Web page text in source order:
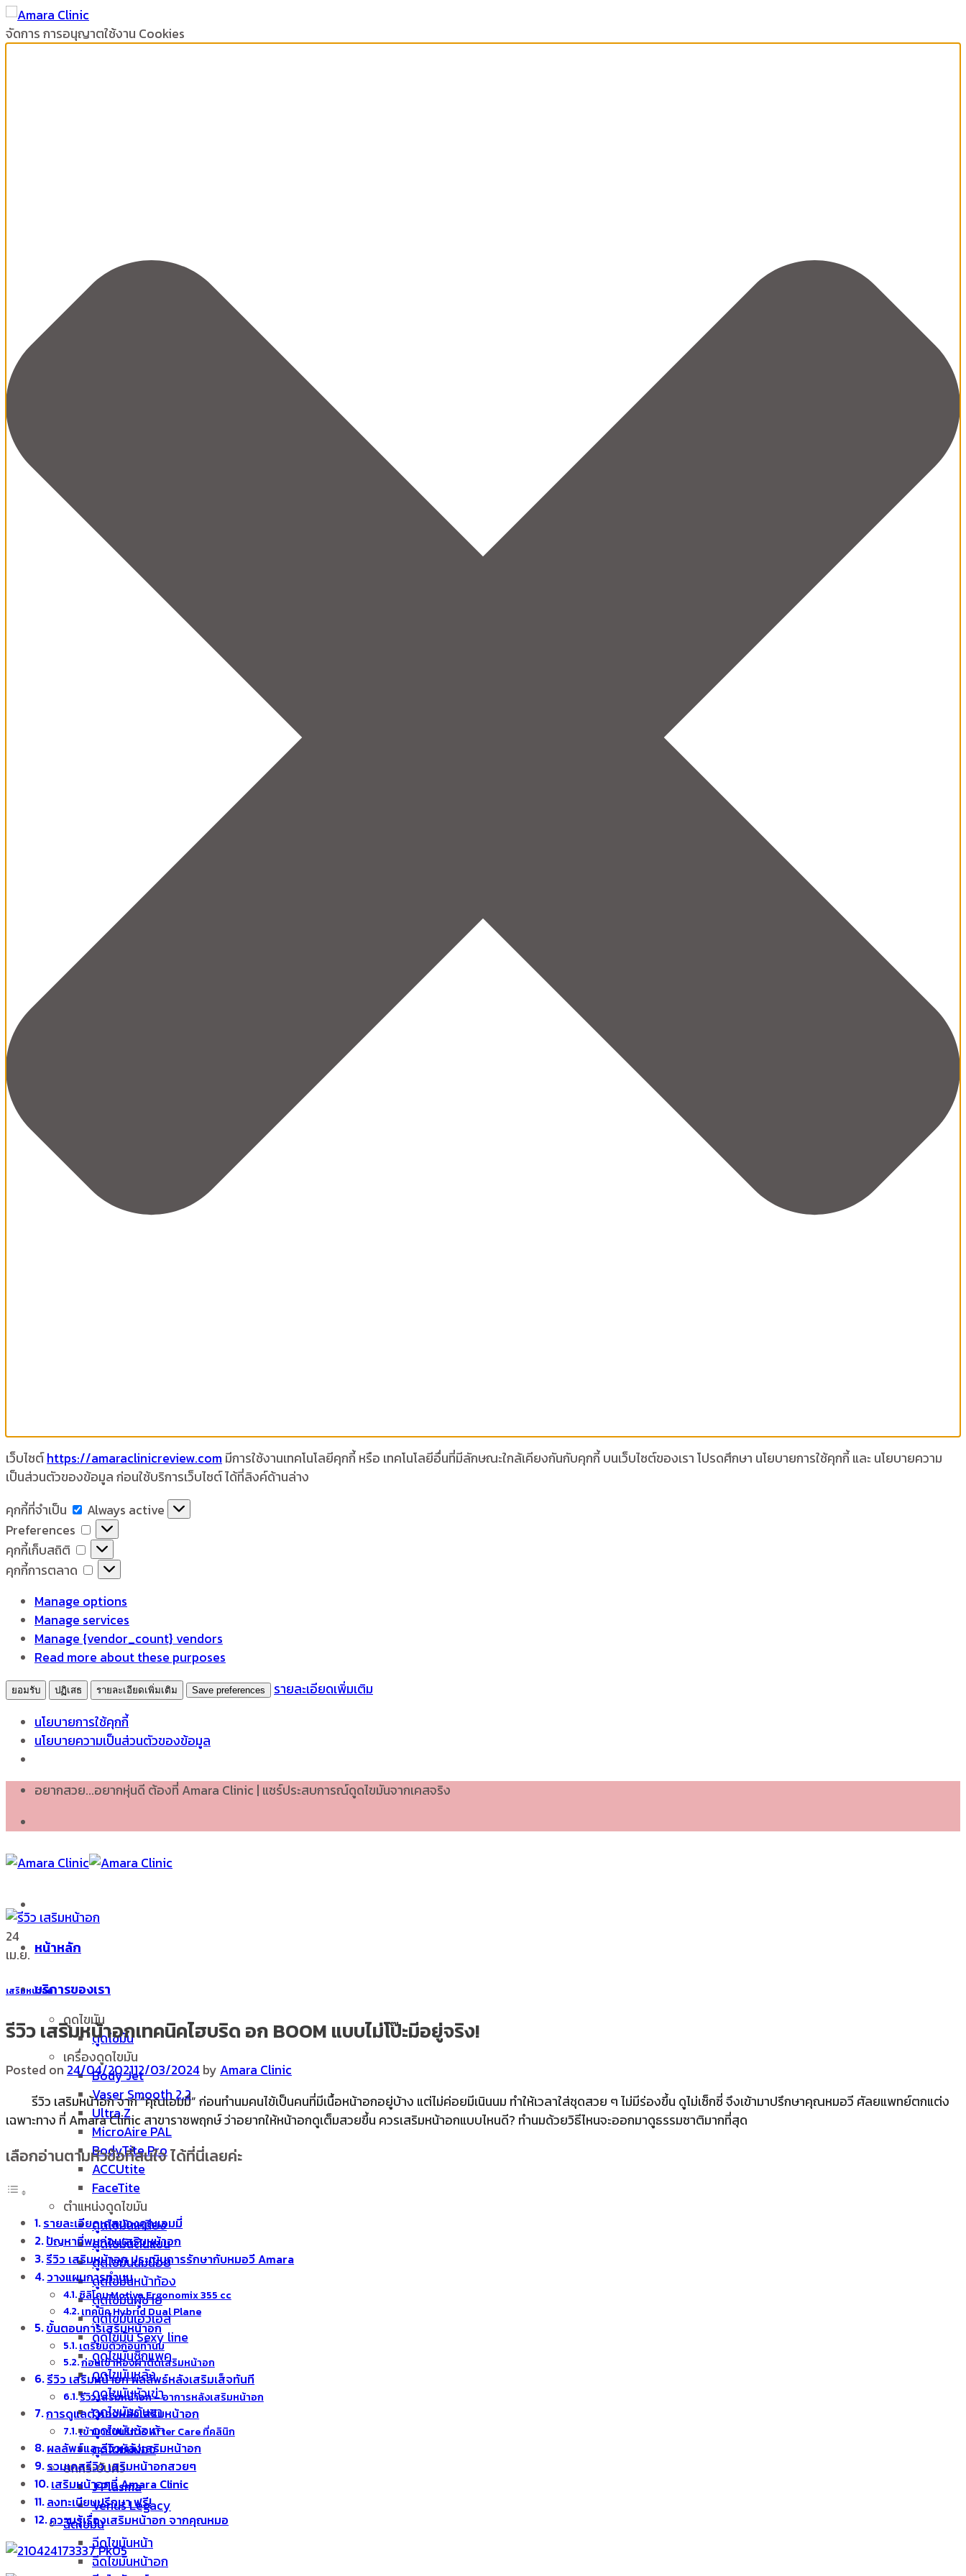
จัดการ การอนุญาตใช้งาน Cookies
เว็บไซต์https://amaraclinicreview.comมีการใช้งานเทคโนโลยีคุกกี้ หรือ เทคโนโลยีอื่นที่มีลักษณะใกล้เคียงกันกับคุกกี้ บนเว็บไซต์ของเรา โปรดศึกษา นโยบายการใช้คุกกี้ และ นโยบายความ
เป็นส่วนตัวของข้อมูล ก่อนใช้บริการเว็บไซต์ ได้ที่ลิงค์ด้านล่าง
คุกกี้ที่จำเป็น
คุกกี้
ที่
จำเป็น
Always active
Preferences
Preferences
คุกกี้เก็บสถิติ
คุกกี้
เก็บ
สถิติ
คุกกี้การตลาด
คุกกี้
ตลาด
Manage options
Manage services
Manage {vendor_count} vendors
Read more about these purposes
ยอมรับ ปฏิเสธ รายละเอียดเพิ่มเติม Save preferences
รายละเอียดเพิ่มเติม
นโยบายการใช้คุกกี้
นโยบายความเป็นส่วนตัวของข้อมูล
Skip
content
อยากสวย...อยากหุ่นดี ต้องที่ Amara Clinic | แชร์ประสบการณ์ดูดไขมันจากเคสจริง
หน้าหลัก
บริการของเรา
ดูดไขมัน
ดูดไขมัน
เครื่องดูดไขมัน
Body Jet
Vaser Smooth 2.2
Ultra Z
MicroAire PAL
BodyTite Pro
ACCUtite
FaceTite
ตำแหน่งดูดไขมัน
ดูดไขมันเหนียง
ดูดไขมันต้นแขน
ดูดไขมันนมน้อย
ดูดไขมันหน้าท้อง
ดูดไขมันผู้ชาย
ดูดไขมันเอวเอส
ดูดไขมัน Sexy line
ดูดไขมันซิกแพค
ดูดไขมันหลัง
ดูดไขมันหัวเข่า
ดูดไขมันต้นขา
ดูดไขมันข้อเท้า
ดูดไขมันน่อง
ยกกระชับผิว
J Plasma
Venus Legacy
ฉีดไขมัน
ฉีดไขมันหน้า
ฉีดไขมันหน้าอก
24
เม.ย.
เสริมหน้าอก
รีวิว เสริมหน้าอกเทคนิคไฮบริด อก BOOM แบบไม่โป๊ะมีอยู่จริง!
Posted on24/04/202112/03/2024byAmara Clinic
รีวิว เสริมหน้าอก จาก “คุณเอมมี่” ก่อนทำนมคนไข้เป็นคนที่มีเนื้อหน้าอกอยู่บ้าง แต่ไม่ค่อยมีเนินนม ทำให้เวลาใส่ชุดสวย ๆ ไม่มีร่องขึ้น ดูไม่เซ็กซี่ จึงเข้ามาปรึกษาคุณหมอวี ศัลยแพทย์ตกแต่ง
เฉพาะทาง ที่ Amara Clinic สาขาราชพฤกษ์ ว่าอยากให้หน้าอกดูเต็มสวยขึ้น ควรเสริมหน้าอกแบบไหนดี? ทำนมด้วยวิธีไหนจะออกมาดูธรรมชาติมากที่สุด
เลือกอ่านตามหัวข้อที่สนใจ ได้ที่นี่เลยค่ะ
รายละเอียดเคสของคุณเอมมี่
ปัญหาที่พบก่อนเสริมหน้าอก
รีวิว เสริมหน้าอก ประเมินการรักษากับหมอวี Amara
วางแผนการทำนม
ซิลิโคน Motiva Ergonomix 355 cc
เทคนิค Hybrid Dual Plane
ขั้นตอนการเสริมหน้าอก
เตรียมตัวก่อนทำนม
ก่อนเข้าห้องผ่าตัดเสริมหน้าอก
รีวิว เสริมหน้าอก ผลลัพธ์หลังเสริมเส็จทันที
รีวิว เสริมหน้าอก – อาการหลังเสริมหน้าอก
การดูแลตัวเองหลังเสริมหน้าอก
เข้ามารับบริการ After Care ที่คลินิก
ผลลัพธ์และรีวิวหลังเสริมหน้าอก
รวมเคสรีวิว เสริมหน้าอกสวยๆ
เสริมหน้าอกที่ Amara Clinic
ลงทะเบียนปรึกษา ฟรี!
ความรู้เรื่องเสริมหน้าอก จากคุณหมอ